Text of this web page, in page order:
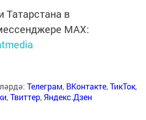
Татарстана в
MАХ:
Телеграм, ВКонтакте,ТикТок,
,Твиттер, Яндекс.Дзен